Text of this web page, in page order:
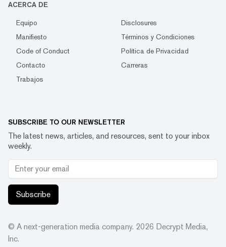
ACERCA DE
Equipo
Disclosures
Manifiesto
Términos y Condiciones
Code of Conduct
Política de Privacidad
Contacto
Carreras
Trabajos
SUBSCRIBE TO OUR NEWSLETTER
The latest news, articles, and resources, sent to your inbox
weekly.
Subscribe
© A next-generation media company. 2026 Decrypt Media,
Inc.